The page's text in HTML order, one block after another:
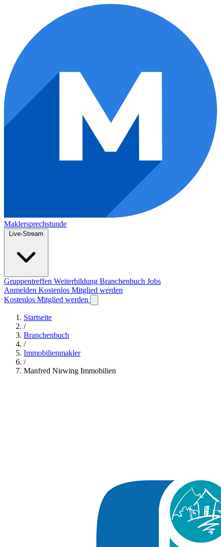
Maklersprechstunde
Live-Stream
Gruppentreffen Weiterbildung Branchenbuch Jobs
Anmelden Kostenlos Mitglied werden
Kostenlos Mitglied werden
Startseite
/
Branchenbuch
/
Immobilienmakler
/
Manfred Nirwing Immobilien